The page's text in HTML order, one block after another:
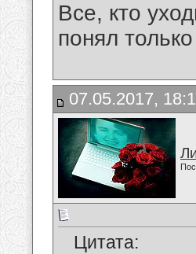
Все, кто
понял
07.05.2017,
Цитата: